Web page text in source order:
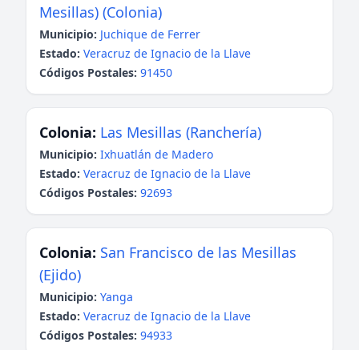
Mesillas) (Colonia)
Municipio: Juchique de Ferrer
Estado: Veracruz de Ignacio de la Llave
Códigos Postales: 91450
Colonia: Las Mesillas (Ranchería)
Municipio: Ixhuatlán de Madero
Estado: Veracruz de Ignacio de la Llave
Códigos Postales: 92693
Colonia: San Francisco de las Mesillas
(Ejido)
Municipio: Yanga
Estado: Veracruz de Ignacio de la Llave
Códigos Postales: 94933